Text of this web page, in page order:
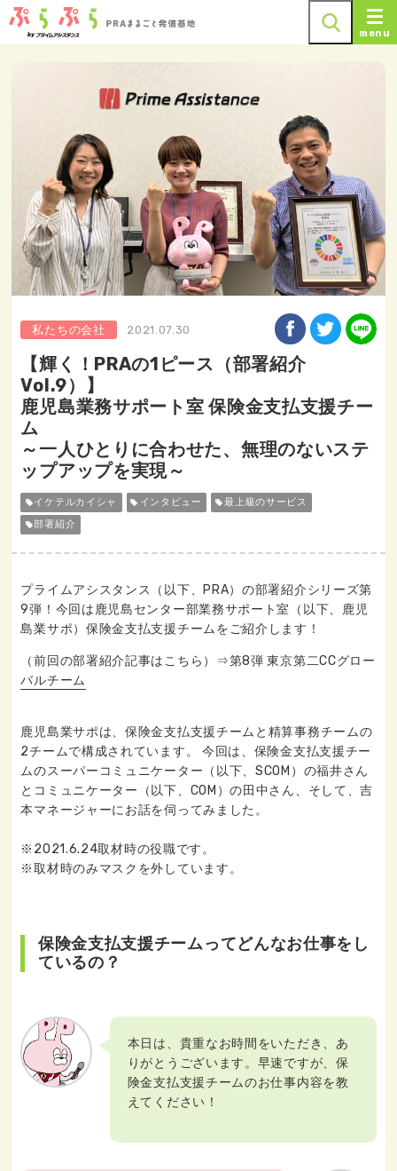
menu
私たちの会社 2021.07.30
【輝く！PRAの1ピース（部署紹介
Vol.9）】
鹿児島業務サポート室 保険金支払支援チー
ム
～一人ひとりに合わせた、無理のないステ
ップアップを実現～
イケテルカイシャ インタビュー
最上級のサービス
部署紹介
プライムアシスタンス（以下、PRA）の部署紹介シリーズ第
9弾！今回は鹿児島センター部業務サポート室（以下、鹿児
島業サポ）保険金支払支援チームをご紹介します！
（前回の部署紹介記事はこちら）⇒第8弾 東京第二CCグロー
バルチーム
鹿児島業サポは、保険金支払支援チームと精算事務チームの
2チームで構成されています。 今回は、保険金支払支援チー
ムのスーパーコミュニケーター（以下、SCOM）の福井さん
とコミュニケーター（以下、COM）の田中さん、そして、吉
本マネージャーにお話を伺ってみました。
※2021.6.24取材時の役職です。
※取材時のみマスクを外しています。
保険金支払支援チームってどんなお仕事をし
ているの？
本日は、貴重なお時間をいただき、あ
りがとうございます。早速ですが、保
険金支払支援チームのお仕事内容を教
えてください！